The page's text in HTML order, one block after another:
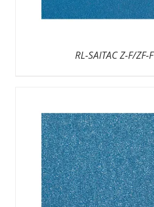
RL-SAITAC Z-F/ZF-F